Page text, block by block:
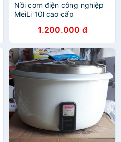
Nồi cơm điện công nghiệp
MeiLi 10l cao cấp
1.200.000 đ